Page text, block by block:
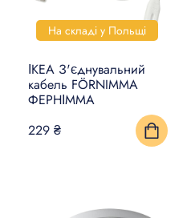
На складі у Польщі
ІКЕА З'єднувальний
кабель FÖRNIMMA
ФЕРНІММА
229 ₴